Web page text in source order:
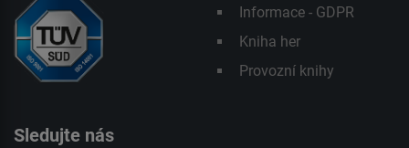
Informace - GDPR
Kniha her
Provozní knihy
Sledujte nás